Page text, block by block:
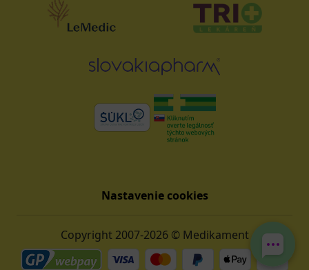
Nastavenie cookies
Copyright 2007-2026 © Medikament